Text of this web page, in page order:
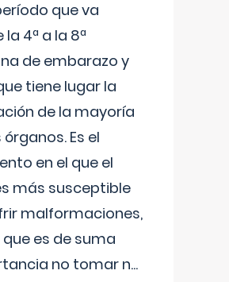
que va
la 4ª a la 8ª
de embarazo y
tiene lugar la
de la mayoría
Es el
en el que el
más susceptible
malformaciones,
es de suma
no tomar n...